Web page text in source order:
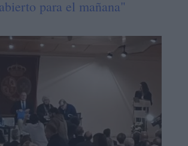
para el mañana"